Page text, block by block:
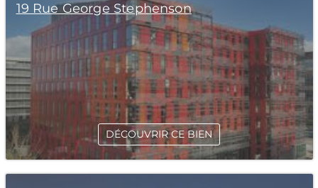
19 Rue George Stephenson
DÉCOUVRIR CE BIEN